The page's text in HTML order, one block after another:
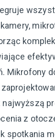
Mikrofony
najwyższą
z
spotkania